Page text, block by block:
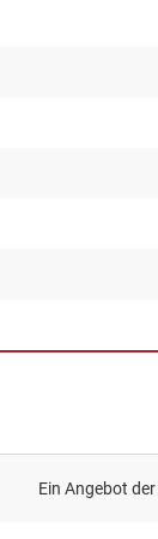
Ein Angebot der